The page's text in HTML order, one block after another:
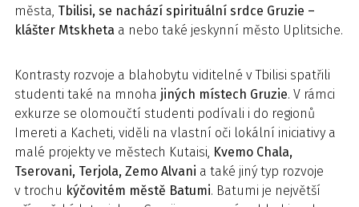
města, Tbilisi, se nachází spirituální srdce Gruzie –
klášter Mtskheta a nebo také jeskynní město Uplitsiche.
Kontrasty rozvoje a blahobytu viditelné v Tbilisi spatřili
studenti také na mnoha jiných místech Gruzie. V rámci
exkurze se olomoučtí studenti podívali i do regionů
Imereti a Kacheti, viděli na vlastní oči lokální iniciativy a
malé projekty ve městech Kutaisi, Kvemo Chala,
Tserovani, Terjola, Zemo Alvani a také jiný typ rozvoje
v trochu kýčovitém městě Batumi. Batumi je největší